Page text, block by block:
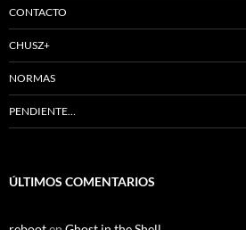
CONTACTO
CHUSZ+
NORMAS
PENDIENTE…
ÚLTIMOS COMENTARIOS